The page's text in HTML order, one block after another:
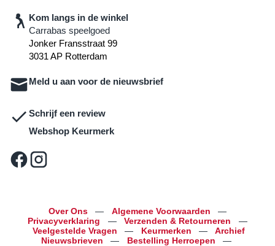
Kom langs in de winkel
Carrabas speelgoed
Jonker Fransstraat 99
3031 AP Rotterdam
Meld u aan voor de nieuwsbrief
Schrijf een review
Webshop Keurmerk
Over Ons — Algemene Voorwaarden
—
Privacyverklaring
— Verzenden & Retourneren
—
Veelgestelde Vragen
— Keurmerken —
Archief
Nieuwsbrieven
— Bestelling Herroepen
—